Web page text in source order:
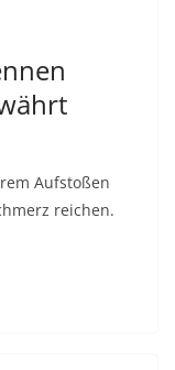
Aufѕtоßеn
rеісhеn.